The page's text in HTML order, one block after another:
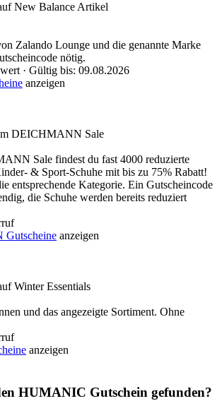
New Balance Artikel
Zalando Lounge und die genannte Marke
nötig.
· Gültig bis: 09.08.2026
anzeigen
DEICHMANN Sale
Sale findest du fast 4000 reduzierte
& Sport-Schuhe mit bis zu 75% Rabatt!
entsprechende Kategorie. Ein Gutscheincode
die Schuhe werden bereits reduziert
anzeigen
Winter Essentials
und das angezeigte Sortiment. Ohne
anzeigen
HUMANIC Gutschein gefunden?